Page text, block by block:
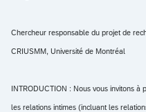
Chercheur responsable du projet de
CRIUSMM, Université de Montréal
INTRODUCTION : Nous vous invitons
les relations intimes (incluant les